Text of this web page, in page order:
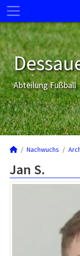
Abteilung Fußball
Nachwuchs
Jan S.